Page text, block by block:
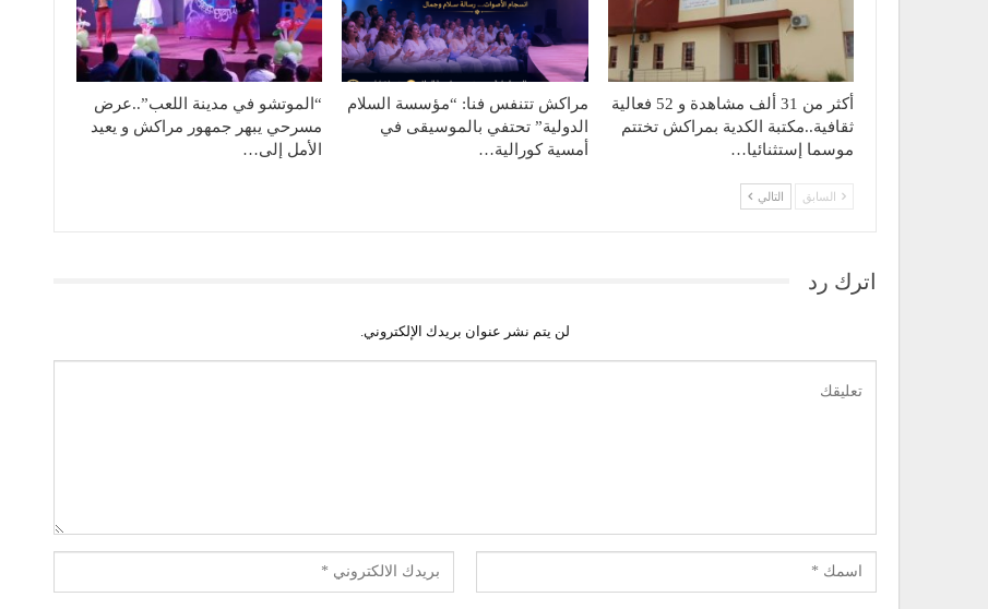
أكثر من 31 ألف مشاهدة و 52 فعالية
ثقافية..مكتبة الكدية بمراكش تختتم
موسما إستثنائيا…
مراكش تتنفس فنا: “مؤسسة السلام
الدولية” تحتفي بالموسيقى في
أمسية كورالية…
“الموتشو في مدينة اللعب”..عرض
مسرحي يبهر جمهور مراكش و يعيد
الأمل إلى…
السابق التالي
اترك رد
لن يتم نشر عنوان بريدك الإلكتروني.